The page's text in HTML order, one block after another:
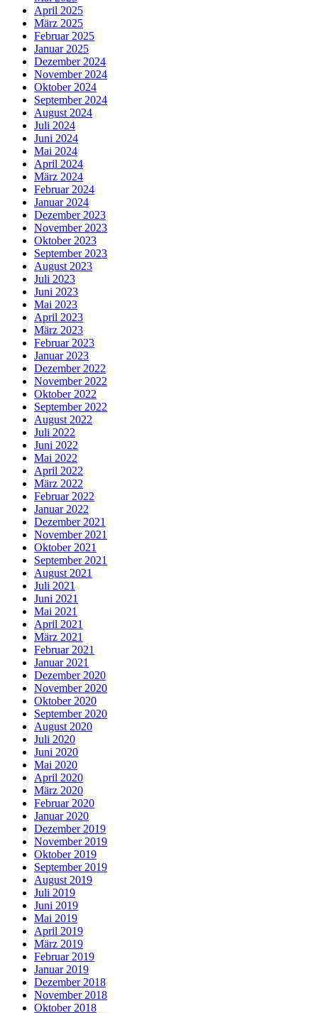
April 2025
März 2025
Februar 2025
Januar 2025
Dezember 2024
November 2024
Oktober 2024
September 2024
August 2024
Juli 2024
Juni 2024
Mai 2024
April 2024
März 2024
Februar 2024
Januar 2024
Dezember 2023
November 2023
Oktober 2023
September 2023
August 2023
Juli 2023
Juni 2023
Mai 2023
April 2023
März 2023
Februar 2023
Januar 2023
Dezember 2022
November 2022
Oktober 2022
September 2022
August 2022
Juli 2022
Juni 2022
Mai 2022
April 2022
März 2022
Februar 2022
Januar 2022
Dezember 2021
November 2021
Oktober 2021
September 2021
August 2021
Juli 2021
Juni 2021
Mai 2021
April 2021
März 2021
Februar 2021
Januar 2021
Dezember 2020
November 2020
Oktober 2020
September 2020
August 2020
Juli 2020
Juni 2020
Mai 2020
April 2020
März 2020
Februar 2020
Januar 2020
Dezember 2019
November 2019
Oktober 2019
September 2019
August 2019
Juli 2019
Juni 2019
Mai 2019
April 2019
März 2019
Februar 2019
Januar 2019
Dezember 2018
November 2018
Oktober 2018